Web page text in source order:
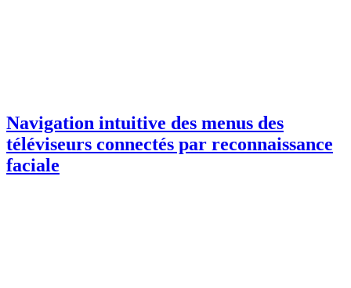
Navigation intuitive des menus des
téléviseurs connectés par reconnaissance
faciale